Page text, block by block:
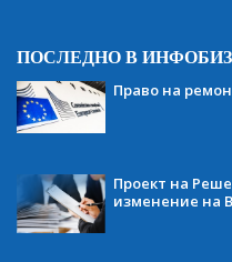
ПОСЛЕДНО В
Право на
Проект на
изменение на